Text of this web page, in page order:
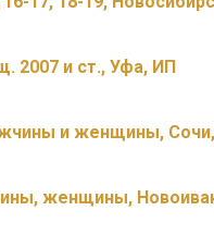
2007 и ст., Уфа, ИП
и женщины,
женщины,